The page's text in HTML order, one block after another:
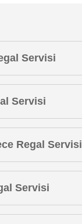
Servisi
Servisi
Regal Servisi
Servisi